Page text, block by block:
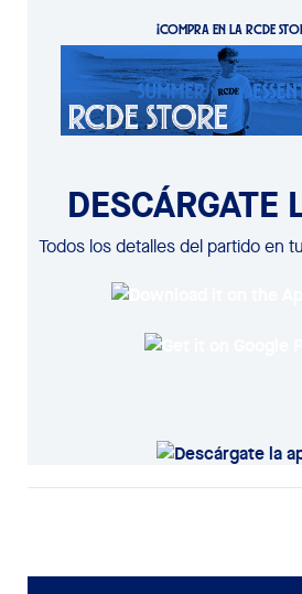
¡COMPRA EN LA RCDE
DESCÁRGATE
Todos los detalles del partido en